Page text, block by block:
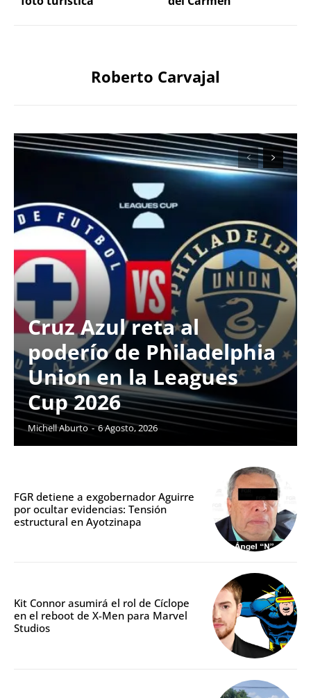
Roberto Carvajal
Cruz Azul reta al
poderío de Philadelphia
Union en la Leagues
Cup 2026
Michell Aburto - 6 Agosto, 2026
FGR detiene a exgobernador Aguirre
por ocultar evidencias: Tensión
estructural en Ayotzinapa
Kit Connor asumirá el rol de Cíclope
en el reboot de X-Men para Marvel
Studios